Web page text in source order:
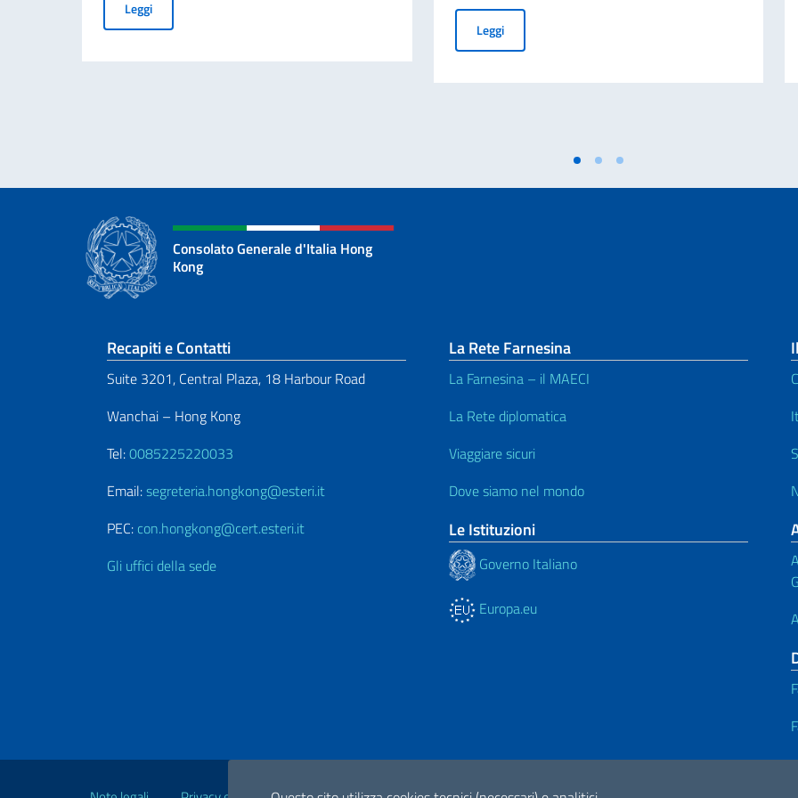
LeggiCessazione della validità della carta d’identità cartacea per l’espatrio dal 3 agosto
LeggiItalian Sport Day 2026 - Raccolta di Sponsorizzazioni
Consolato Generale d'Italia Hong
Kong
Sezione footer
Recapiti e Contatti
Suite 3201, Central Plaza, 18 Harbour Road
Wanchai – Hong Kong
Tel:0085225220033
Email:segreteria.hongkong@esteri.it
PEC: con.hongkong@cert.esteri.it
Gli uffici della sede
La Rete Farnesina
La Farnesina – il MAECI
La Rete diplomatica
Viaggiare sicuri
Dove siamo nel mondo
Le Istituzioni
Governo Italiano
Europa.eu